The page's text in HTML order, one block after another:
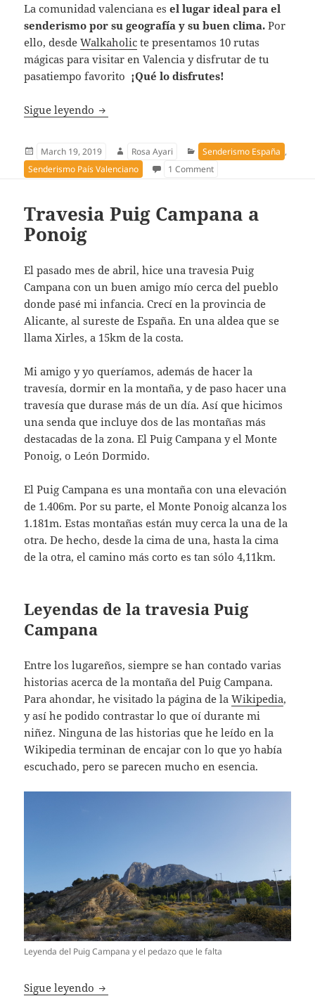
La comunidad valenciana es el lugar ideal para el
senderismo por su geografía y su buen clima. Por
ello, desdeWalkaholic te presentamos 10 rutas
mágicas para visitar en Valencia y disfrutar de tu
pasatiempo favorito ¡Qué lo disfrutes!
Sigue leyendo Las 10 mejores rutas de senderismo de la
Publicado
el
March 19, 2019 Autor
Rosa Ayari Categorías
Senderismo España ,
Senderismo País Valenciano
1 Commenton Las 10 mejores rutas
Travesia Puig Campana a
Ponoig
El pasado mes de abril, hice una travesia Puig
Campana con un buen amigo mío cerca del pueblo
donde pasé mi infancia. Crecí en la provincia de
Alicante, al sureste de España. En una aldea que se
llama Xirles, a 15km de la costa.
Mi amigo y yo queríamos, además de hacer la
travesía, dormir en la montaña, y de paso hacer una
travesía que durase más de un día. Así que hicimos
una senda que incluye dos de las montañas más
destacadas de la zona. El Puig Campana y el Monte
Ponoig, o León Dormido.
El Puig Campana es una montaña con una elevación
de 1.406m. Por su parte, el Monte Ponoig alcanza los
1.181m. Estas montañas están muy cerca la una de la
otra. De hecho, desde la cima de una, hasta la cima
de la otra, el camino más corto es tan sólo 4,11km.
Leyendas de la travesia Puig
Campana
Entre los lugareños, siempre se han contado varias
historias acerca de la montaña del Puig Campana.
Para ahondar, he visitado la página de laWikipedia,
y así he podido contrastar lo que oí durante mi
niñez. Ninguna de las historias que he leído en la
Wikipedia terminan de encajar con lo que yo había
escuchado, pero se parecen mucho en esencia.
Leyenda del Puig Campana y el pedazo que le falta
Sigue leyendo Travesia Puig Campana a Ponoig